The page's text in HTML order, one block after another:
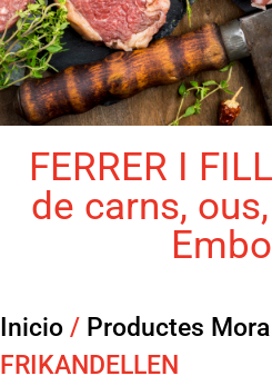
FERRER I
de carns,
Inicio / Productes Mora
FRIKANDELLEN